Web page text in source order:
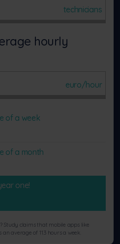
technicians
hourly
euro/hour
of a week
of a month
one!
Study claims that mobile apps like
average of 11.3 hours a week.